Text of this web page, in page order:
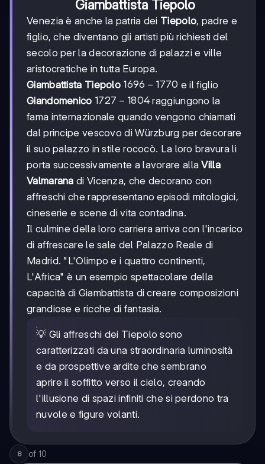
Giambattista Tiepolo
Venezia è anche la patria dei Tiepolo, padre e
figlio, che diventano gli artisti più richiesti del
secolo per la decorazione di palazzi e ville
aristocratiche in tutta Europa.
Giambattista Tiepolo 1696-
1770
1696 − 1770 e il figlio
Giandomenico 1727-
1804
1727 − 1804 raggiungono la
fama internazionale quando vengono chiamati
dal principe vescovo di Würzburg per decorare
il suo palazzo in stile rococò. La loro bravura li
porta successivamente a lavorare allaVilla
Valmarana di Vicenza, che decorano con
affreschi che rappresentano episodi mitologici,
cineserie e scene di vita contadina.
Il culmine della loro carriera arriva con l'incarico
di affrescare le sale del Palazzo Reale di
Madrid. "L'Olimpo e i quattro continenti,
L'Africa" è un esempio spettacolare della
capacità di Giambattista di creare composizioni
grandiose e ricche di fantasia.
💡 Gli affreschi dei Tiepolo sono
caratterizzati da una straordinaria luminosità
e da prospettive ardite che sembrano
aprire il soffitto verso il cielo, creando
l'illusione di spazi infiniti che si perdono tra
nuvole e figure volanti.
8 of 10